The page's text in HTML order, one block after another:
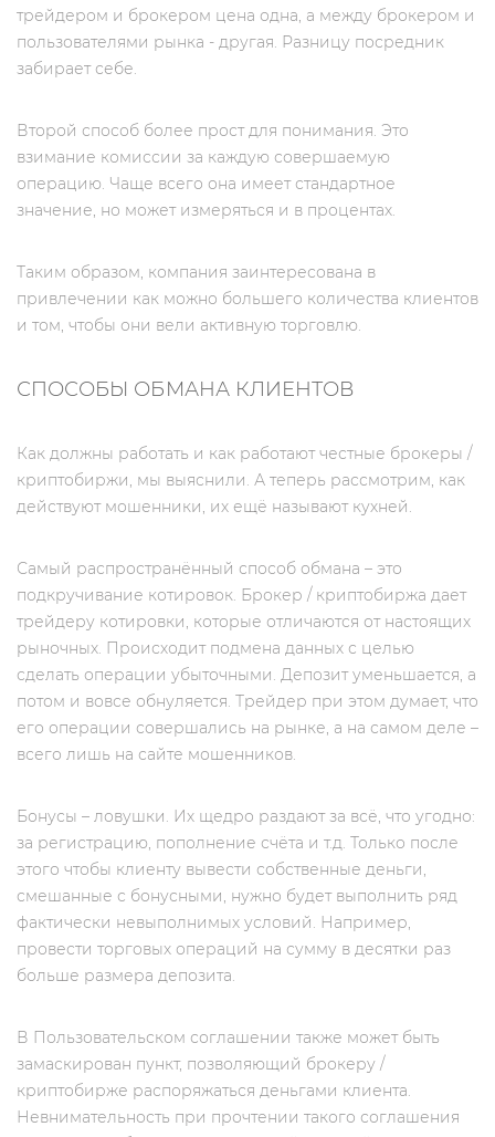
трейдером и брокером цена одна, а между брокером и
пользователями рынка - другая. Разницу посредник
забирает себе.
Второй способ более прост для понимания. Это
взимание комиссии за каждую совершаемую
операцию. Чаще всего она имеет стандартное
значение, но может измеряться и в процентах.
Таким образом, компания заинтересована в
привлечении как можно большего количества клиентов
и том, чтобы они вели активную торговлю.
СПОСОБЫ ОБМАНА КЛИЕНТОВ
Как должны работать и как работают честные брокеры /
криптобиржи, мы выяснили. А теперь рассмотрим, как
действуют мошенники, их ещё называют кухней.
Самый распространённый способ обмана – это
подкручивание котировок. Брокер / криптобиржа дает
трейдеру котировки, которые отличаются от настоящих
рыночных. Происходит подмена данных с целью
сделать операции убыточными. Депозит уменьшается, а
потом и вовсе обнуляется. Трейдер при этом думает, что
его операции совершались на рынке, а на самом деле –
всего лишь на сайте мошенников.
Бонусы – ловушки. Их щедро раздают за всё, что угодно:
за регистрацию, пополнение счёта и т.д. Только после
этого чтобы клиенту вывести собственные деньги,
смешанные с бонусными, нужно будет выполнить ряд
фактически невыполнимых условий. Например,
провести торговых операций на сумму в десятки раз
больше размера депозита.
В Пользовательском соглашении также может быть
замаскирован пункт, позволяющий брокеру /
криптобирже распоряжаться деньгами клиента.
Невнимательность при прочтении такого соглашения